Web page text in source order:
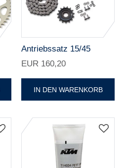
Antriebssatz 15/45
EUR 160,20
IN DEN WARENKORB